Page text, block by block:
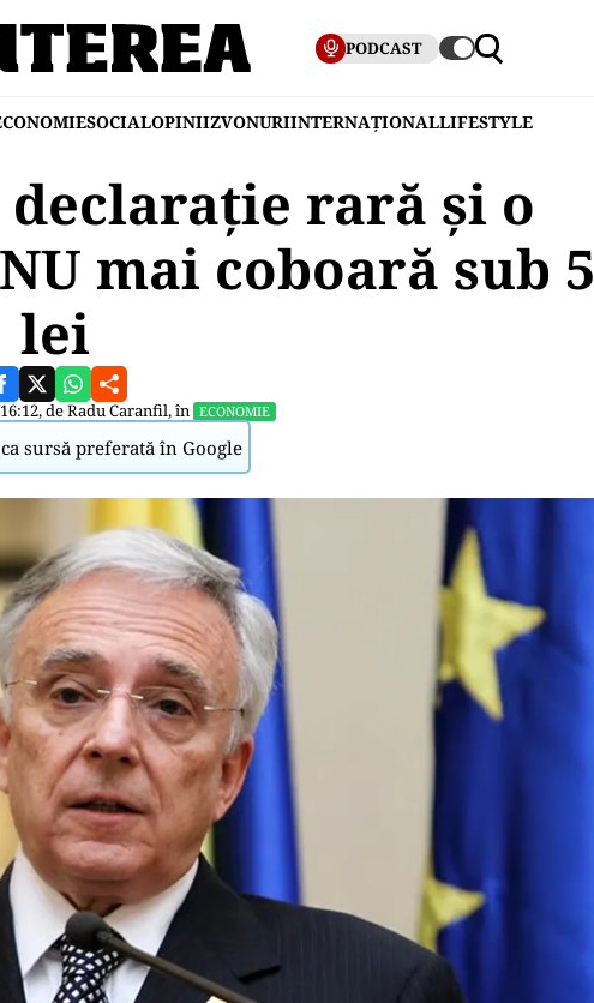
PODCAST
SOCIALOPINIIZVONURIINTERNAȚIONALLIFESTYLE
rară și o
mai coboară sub 5
lei
deRadu Caranfil, în ECONOMIE
sursă preferată în Google